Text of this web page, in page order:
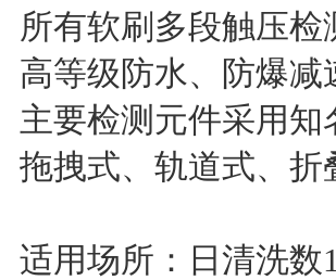
所有软刷多段触压
高等级防水、防爆
主要检测元件采用
拖拽式、轨道式、
适用场所：日清洗数